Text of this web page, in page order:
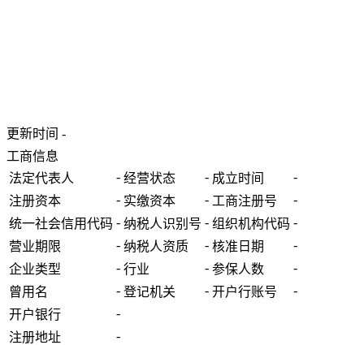
更新时间 -
工商信息
法定代表人
- 经营状态 - 成立时间
-
注册资本
- 实缴资本 - 工商注册号
-
统一社会信用代码 - 纳税人识别号 - 组织机构代码 -
营业期限
- 纳税人资质 - 核准日期
-
企业类型
- 行业 - 参保人数
-
曾用名
- 登记机关 - 开户行账号
-
开户银行
-
注册地址
-